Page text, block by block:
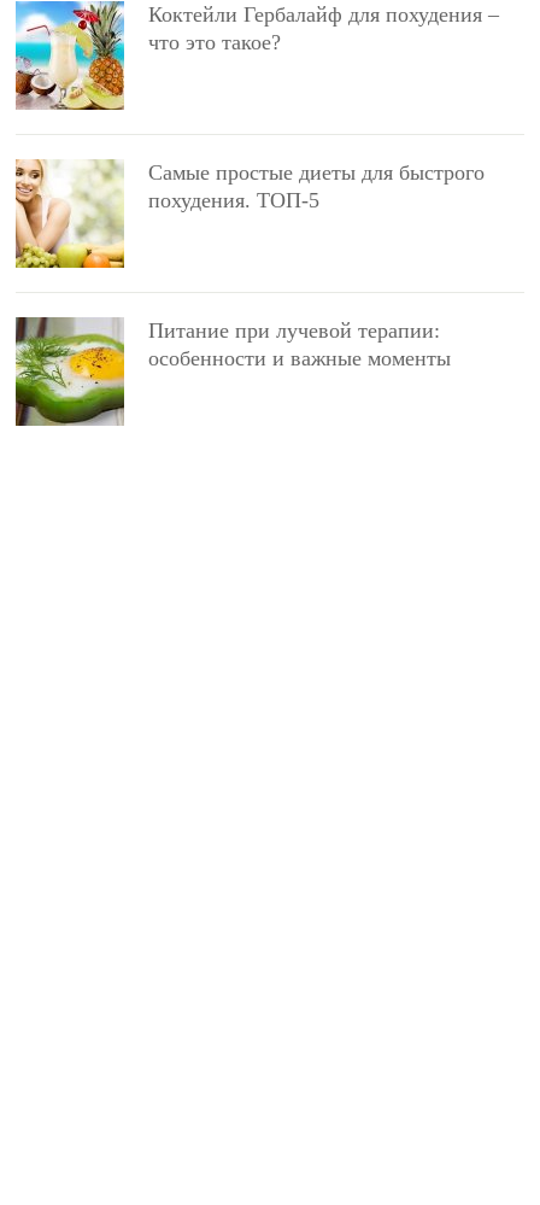
Коктейли Гербалайф для похудения –
что это такое?
Самые простые диеты для быстрого
похудения. ТОП-5
Питание при лучевой терапии:
особенности и важные моменты